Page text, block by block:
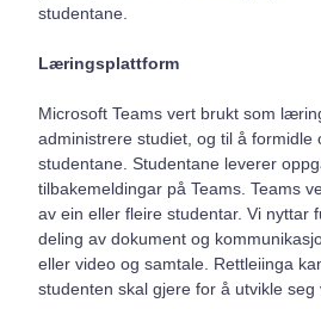
studentane.
Læringsplattform
Microsoft Teams vert brukt som
administrere studiet, og til å formidle
studentane. Studentane leverer
tilbakemeldingar på Teams. Teams
av ein eller fleire studentar. Vi nyttar
deling av dokument og
eller video og samtale. Rettleiinga
studenten skal gjere for å utvikle seg